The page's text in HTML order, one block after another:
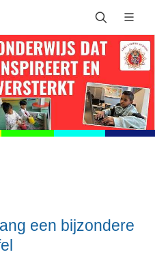
een bijzondere